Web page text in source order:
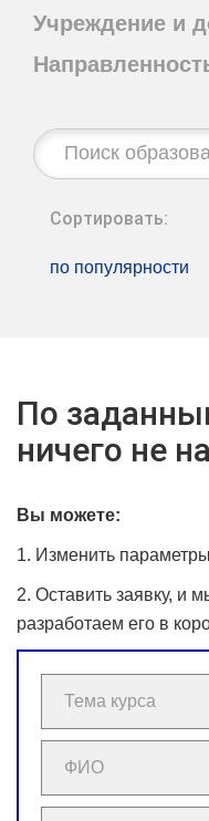
Учреждение и
Строка
поиска:
Сортировать:
по популярности
По
ничего не
Вы можете:
1. Изменить
2. Оставить заявку, и
разработаем его в